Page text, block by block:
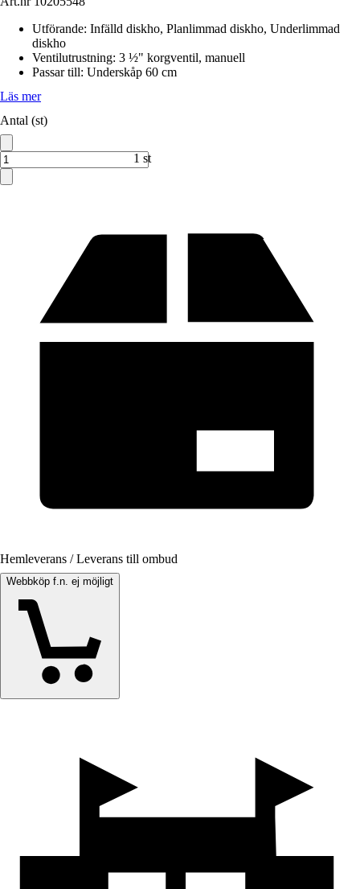
Utförande: Infälld diskho, Planlimmad diskho, Underlimmad
diskho
Ventilutrustning: 3 ½" korgventil, manuell
Passar till: Underskåp 60 cm
Läs mer
Antal (st)
1 st
Hemleverans / Leverans till ombud
Webbköp f.n. ej möjligt